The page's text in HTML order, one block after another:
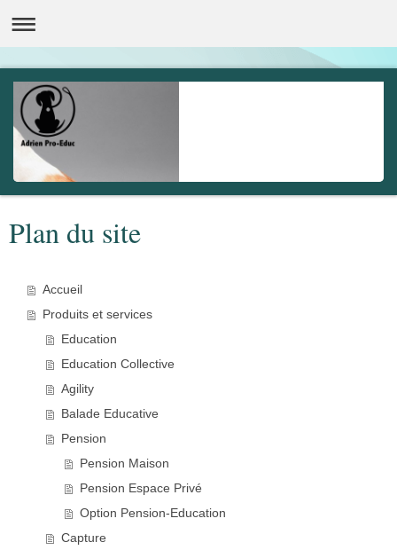
Plan du site
Accueil
Produits et services
Education
Education Collective
Agility
Balade Educative
Pension
Pension Maison
Pension Espace Privé
Option Pension-Education
Capture